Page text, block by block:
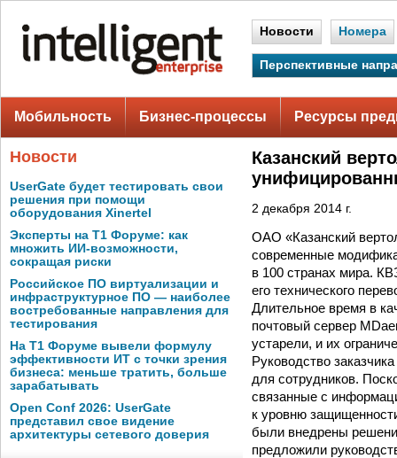
Новости Номера
Перспективные
Мобильность Бизнес-процессы Ресурсы
Новости
UserGate будет тестировать свои
решения при помощи
оборудования Xinertel
Эксперты на Т1 Форуме: как
множить ИИ-возможности,
сокращая риски
Российское ПО виртуализации и
инфраструктурное ПО — наиболее
востребованные направления для
тестирования
На Т1 Форуме вывели формулу
эффективности ИТ с точки зрения
бизнеса: меньше тратить, больше
зарабатывать
Open Conf 2026: UserGate
представил свое видение
архитектуры сетевого доверия
Казанский
2 декабря 2014 г.
ОАО «Казанский
современные
в 100 странах мира.
его технического
Длительное время в
почтовый сервер
устарели, и их
Руководство
для сотрудников.
связанные с
к уровню
были внедрены
предложили